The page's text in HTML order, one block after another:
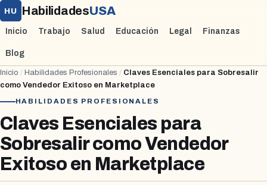
HU HabilidadesUSA
Inicio Trabajo Salud Educación Legal Finanzas
Blog
Inicio / Habilidades Profesionales / Claves Esenciales para Sobresalir
como Vendedor Exitoso en Marketplace
HABILIDADES PROFESIONALES
Claves Esenciales para
Sobresalir como Vendedor
Exitoso en Marketplace